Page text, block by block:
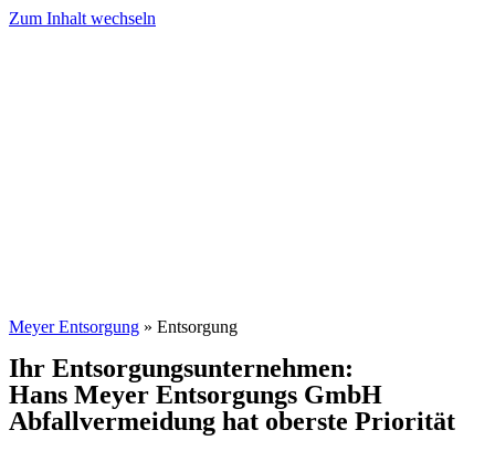
Zum Inhalt wechseln
Meyer Entsorgung » Entsorgung
Ihr Entsorgungsunternehmen:
Hans Meyer Entsorgungs GmbH
Abfallvermeidung hat oberste Priorität